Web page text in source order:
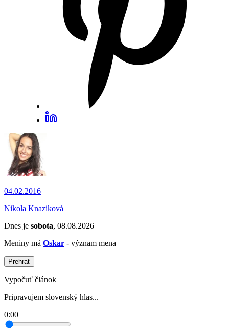
04.02.2016
Nikola Knaziková
Dnes je sobota, 08.08.2026
Meniny má Oskar - význam mena
Prehrať
Vypočuť článok
Pripravujem slovenský hlas...
0:00